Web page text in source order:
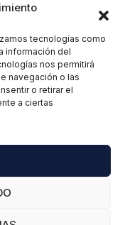
tecnologías como
información del
nos permitirá
navegación o las
o retirar el
a ciertas
de imagen y
neuronales
de
neuronales
de activación,
acciones